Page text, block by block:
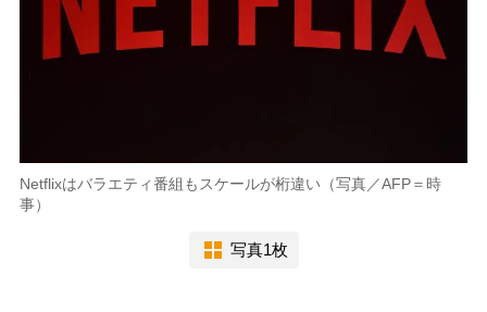
Netflixはバラエティ番組もスケールが桁違い（写真／AFP＝時
事）
写真1枚